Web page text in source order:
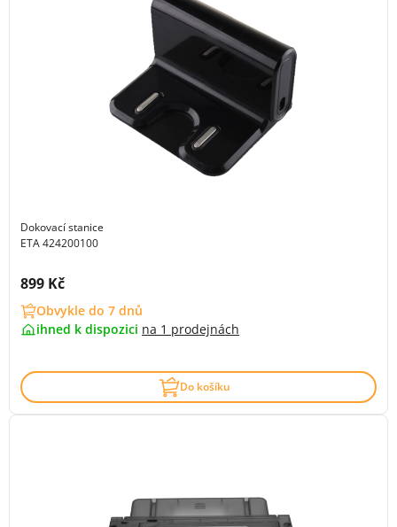
Dokovací stanice
ETA 424200100
Cena s DPH:
899 Kč
Obvykle do 7 dnů
ihned k dispozici na 1 prodejnách
Do košíku